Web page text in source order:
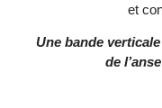
et
Une bande
de